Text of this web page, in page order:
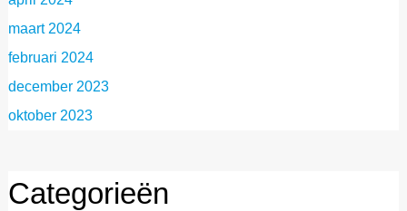
maart 2024
februari 2024
december 2023
oktober 2023
Categorieën